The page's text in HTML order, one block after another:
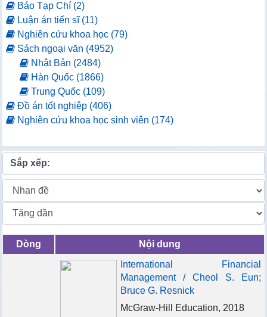
Báo Tạp Chí (2)
Luận án tiến sĩ (11)
Nghiên cứu khoa học (79)
Sách ngoại văn (4952)
Nhật Bản (2484)
Hàn Quốc (1866)
Trung Quốc (109)
Đồ án tốt nghiệp (406)
Nghiên cứu khoa học sinh viên (174)
Sắp xếp:
Dòng Nội dung
International Financial
Management / Cheol S. Eun;
Bruce G. Resnick
McGraw-Hill Education, 2018